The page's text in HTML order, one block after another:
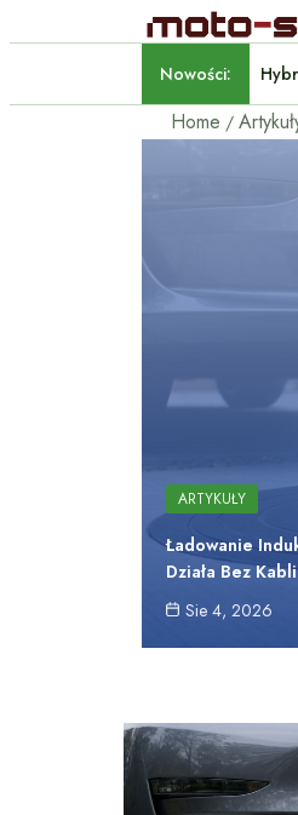
Nowości:
Home
ARTYKUŁY
Ładowanie
Działa Bez
Sie 4, 2026